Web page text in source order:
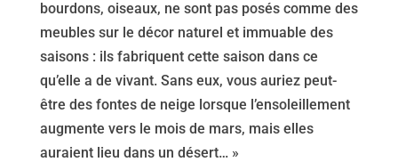
bourdons, oiseaux, ne sont pas posés comme des
meubles sur le décor naturel et immuable des
saisons : ils fabriquent cette saison dans ce
qu’elle a de vivant. Sans eux, vous auriez peut-
être des fontes de neige lorsque l’ensoleillement
augmente vers le mois de mars, mais elles
auraient lieu dans un désert… »